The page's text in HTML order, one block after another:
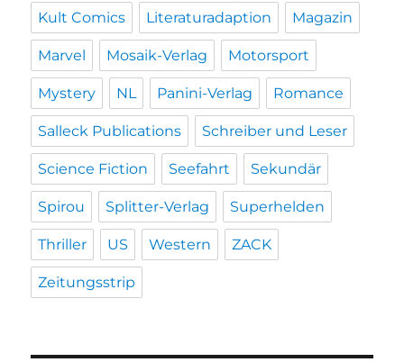
Kult Comics Literaturadaption Magazin
Marvel Mosaik-Verlag Motorsport
Mystery NL Panini-Verlag Romance
Salleck Publications Schreiber und Leser
Science Fiction Seefahrt Sekundär
Spirou Splitter-Verlag Superhelden
Thriller US Western ZACK
Zeitungsstrip